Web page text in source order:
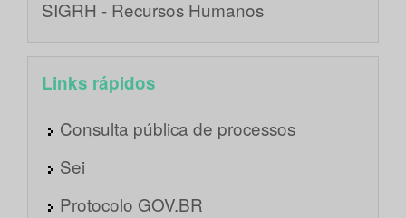
SIGRH - Recursos Humanos
Links rápidos
Consulta pública de processos
Sei
Protocolo GOV.BR